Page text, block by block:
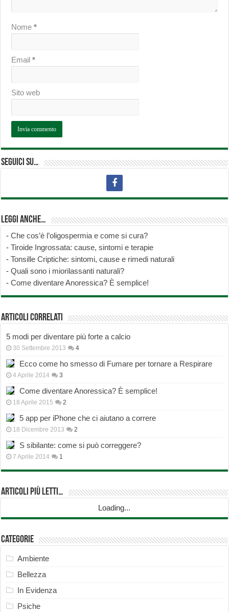
Nome*
Email*
Sito web
Seguici su…
Leggi anche…
-Che cos’è l’oligospermia e come si cura?
-Tiroide Ingrossata: cause, sintomi e terapie
-Tonsille Criptiche: sintomi, cause e rimedi naturali
-Quali sono i miorilassanti naturali?
-Come diventare Anoressica? È semplice!
Articoli correlati
5 modi per diventare più forte a calcio
30 Settembre 2013 4
Ecco come ho smesso di Fumare per tornare a Respirare
4 Aprile 2014 3
Come diventare Anoressica? È semplice!
18 Aprile 2015 2
5 app per iPhone che ci aiutano a correre
18 Dicembre 2013 2
S sibilante: come si può correggere?
7 Aprile 2014 1
Articoli più Letti…
Loading...
Categorie
Ambiente
Bellezza
In Evidenza
Psiche